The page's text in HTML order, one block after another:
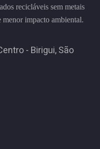
recicláveis sem metais
menor impacto ambiental.
- Birigui, São